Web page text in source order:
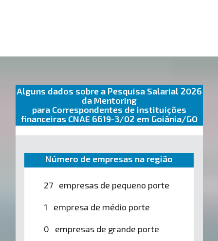
Alguns dados sobre a Pesquisa Salarial 2026
da Mentoring
para Correspondentes de instituições
financeiras CNAE 6619-3/02 em Goiânia/GO
Número de empresas na região
27 empresas de pequeno porte
1 empresa de médio porte
0 empresas de grande porte